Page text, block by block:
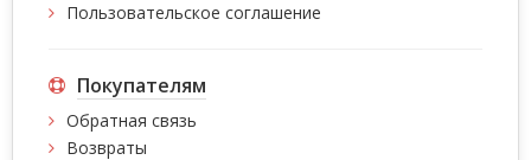
Пользовательское соглашение
Покупателям
Обратная связь
Возвраты